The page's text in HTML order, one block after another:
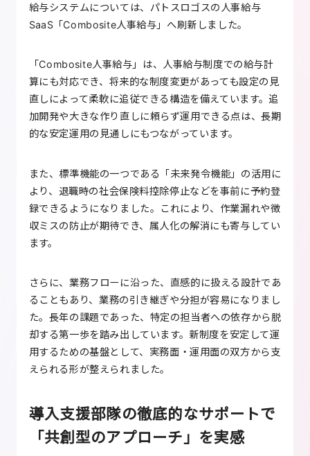
給与システムについては、パトスロゴスの人事給与
SaaS「Combosite人事給与」へ刷新しました。
「Combosite人事給与」は、人事給与制度での給与計
算にも対応でき、将来的な制度変更があっても設定の見
直しによって柔軟に追従できる構造を備えています。追
加開発や大きな作り直しに頼らず運用できる点は、長期
的な安定運用の見通しにもつながっています。
また、標準機能の一つである「未来発令機能」の活用に
より、退職時の社会保険料控除停止などを事前に予約登
録できるようになりました。これにより、作業漏れや徴
収ミスの防止が期待でき、属人化の解消にも寄与してい
ます。
さらに、業務フローに沿った、直感的に扱える設計であ
ることもあり、業務の引き継ぎや分担が容易になりまし
た。長年の課題であった、特定の担当者への依存から脱
却する第一歩を踏み出しています。新制度を安定して運
用するための基盤として、実務面・運用面の双方から支
えられる形が整えられました。
導入支援部隊の徹底的なサポートで
「共創型のアプローチ」を実感